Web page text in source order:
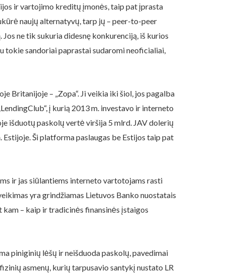
ir vartojimo kreditų įmonės, taip pat įprasta
naujų alternatyvų, tarp jų – peer-to-peer
ne tik sukuria didesnę konkurenciją, iš kurios
tokie sandoriai paprastai sudaromi neoficialiai,
Britanijoje – „Zopa“. Ji veikia iki šiol, jos pagalba
į kurią 2013 m. investavo ir interneto
išduotų paskolų vertė viršija 5 mlrd. JAV dolerių
Ši platforma paslaugas be Estijos taip pat
ir jas siūlantiems interneto vartotojams rasti
yra grindžiamas Lietuvos Banko nuostatais
– kaip ir tradicinės finansinės įstaigos
piniginių lėšų ir neišduoda paskolų, pavedimai
asmenų, kurių tarpusavio santykį nustato LR